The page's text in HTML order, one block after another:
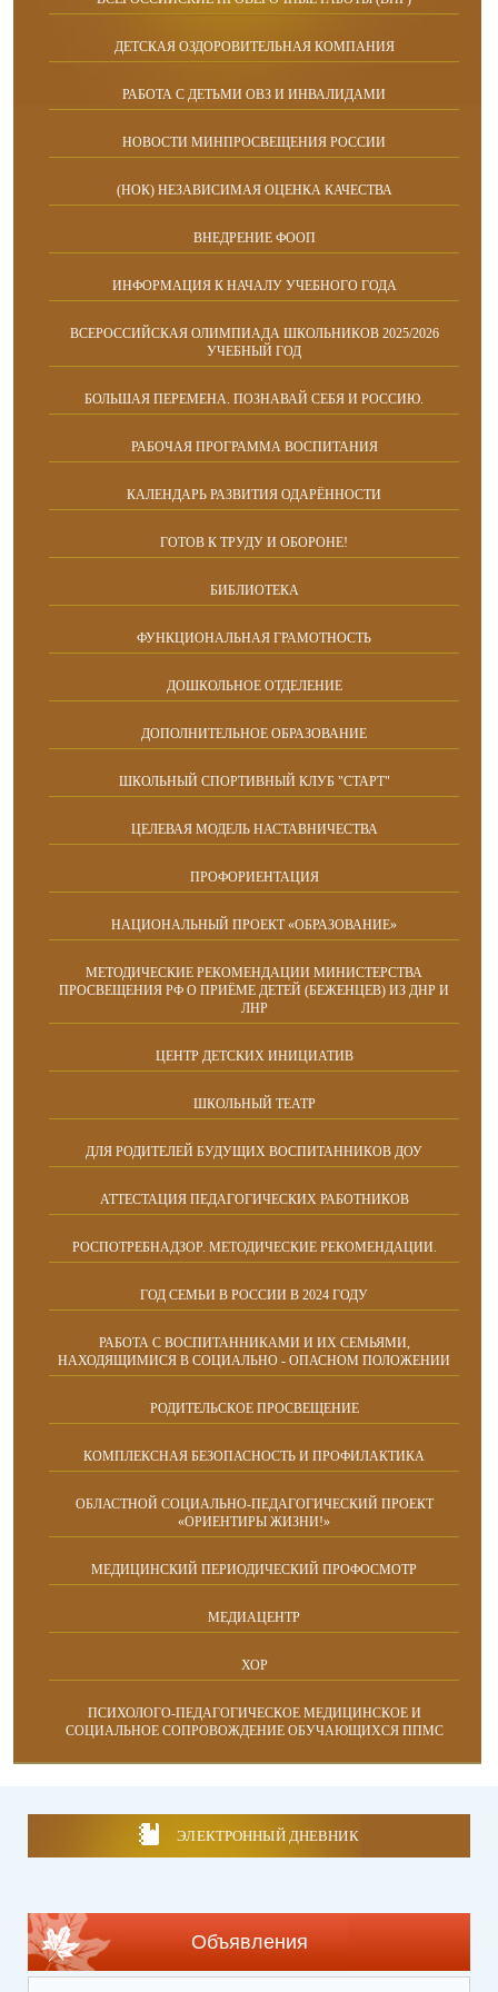
ДЕТСКАЯ ОЗДОРОВИТЕЛЬНАЯ КОМПАНИЯ
РАБОТА С ДЕТЬМИ ОВЗ И ИНВАЛИДАМИ
НОВОСТИ МИНПРОСВЕЩЕНИЯ РОССИИ
(НОК) НЕЗАВИСИМАЯ ОЦЕНКА КАЧЕСТВА
ВНЕДРЕНИЕ ФООП
ИНФОРМАЦИЯ К НАЧАЛУ УЧЕБНОГО ГОДА
ВСЕРОССИЙСКАЯ ОЛИМПИАДА ШКОЛЬНИКОВ 2025/2026
УЧЕБНЫЙ ГОД
БОЛЬШАЯ ПЕРЕМЕНА. ПОЗНАВАЙ СЕБЯ И РОССИЮ.
РАБОЧАЯ ПРОГРАММА ВОСПИТАНИЯ
КАЛЕНДАРЬ РАЗВИТИЯ ОДАРЁННОСТИ
ГОТОВ К ТРУДУ И ОБОРОНЕ!
БИБЛИОТЕКА
ФУНКЦИОНАЛЬНАЯ ГРАМОТНОСТЬ
ДОШКОЛЬНОЕ ОТДЕЛЕНИЕ
ДОПОЛНИТЕЛЬНОЕ ОБРАЗОВАНИЕ
ШКОЛЬНЫЙ СПОРТИВНЫЙ КЛУБ "СТАРТ"
ЦЕЛЕВАЯ МОДЕЛЬ НАСТАВНИЧЕСТВА
ПРОФОРИЕНТАЦИЯ
НАЦИОНАЛЬНЫЙ ПРОЕКТ «ОБРАЗОВАНИЕ»
МЕТОДИЧЕСКИЕ РЕКОМЕНДАЦИИ МИНИСТЕРСТВА
ПРОСВЕЩЕНИЯ РФ О ПРИЁМЕ ДЕТЕЙ (БЕЖЕНЦЕВ) ИЗ ДНР И
ЛНР
ЦЕНТР ДЕТСКИХ ИНИЦИАТИВ
ШКОЛЬНЫЙ ТЕАТР
ДЛЯ РОДИТЕЛЕЙ БУДУЩИХ ВОСПИТАННИКОВ ДОУ
АТТЕСТАЦИЯ ПЕДАГОГИЧЕСКИХ РАБОТНИКОВ
РОСПОТРЕБНАДЗОР. МЕТОДИЧЕСКИЕ РЕКОМЕНДАЦИИ.
ГОД СЕМЬИ В РОССИИ В 2024 ГОДУ
РАБОТА С ВОСПИТАННИКАМИ И ИХ СЕМЬЯМИ,
НАХОДЯЩИМИСЯ В СОЦИАЛЬНО - ОПАСНОМ ПОЛОЖЕНИИ
РОДИТЕЛЬСКОЕ ПРОСВЕЩЕНИЕ
КОМПЛЕКСНАЯ БЕЗОПАСНОСТЬ И ПРОФИЛАКТИКА
ОБЛАСТНОЙ СОЦИАЛЬНО-ПЕДАГОГИЧЕСКИЙ ПРОЕКТ
«ОРИЕНТИРЫ ЖИЗНИ!»
МЕДИЦИНСКИЙ ПЕРИОДИЧЕСКИЙ ПРОФОСМОТР
МЕДИАЦЕНТР
ХОР
ПСИХОЛОГО-ПЕДАГОГИЧЕСКОЕ МЕДИЦИНСКОЕ И
СОЦИАЛЬНОЕ СОПРОВОЖДЕНИЕ ОБУЧАЮЩИХСЯ ППМС
ЭЛЕКТРОННЫЙ ДНЕВНИК
Объявления